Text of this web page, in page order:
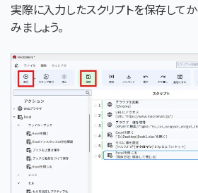
実際に入力したスクリプトを保存して
みましょう。